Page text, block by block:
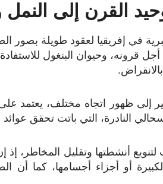
القرن إلى النمل
في إفريقيا لعقود طويلة بصور
أجل قرونه، وحيوان البنغول
إلى ظهور اتجاه مختلف، يعتمد
النادرة، التي باتت تحقق
أنشطتها وتقليل المخاطر،
أو أجزاء أجسامها، كما أن